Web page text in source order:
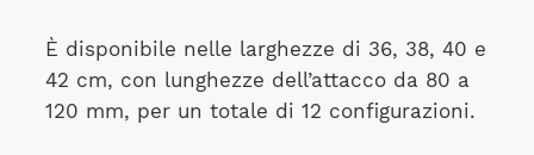
È disponibile nelle larghezze di 36, 38, 40 e
42 cm, con lunghezze dell’attacco da 80 a
120 mm, per un totale di 12 configurazioni.